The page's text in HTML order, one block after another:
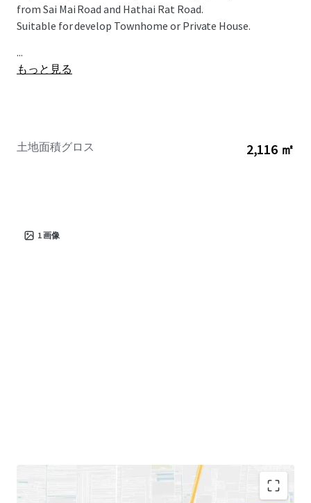
from Sai Mai Road and Hathai Rat Road.
Suitable for develop Townhome or Private House.
...
もっと見る
土地面積グロス 2,116 ㎡
1画像